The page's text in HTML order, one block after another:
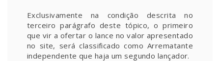
Exclusivamente na condição descrita no
terceiro parágrafo deste tópico, o primeiro
que vir a ofertar o lance no valor apresentado
no site, será classificado como Arrematante
independente que haja um segundo lançador.